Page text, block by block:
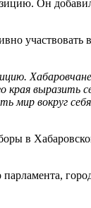
Он
участвовать
края
вокруг себя
в